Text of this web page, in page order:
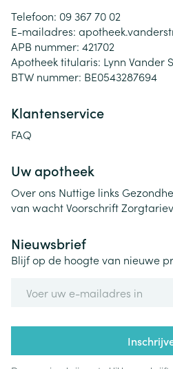
Telefoon: 09 367 70 02
E-mailadres:
APB nummer: 421702
Apotheek titularis: Lynn Vander
BTW nummer: BE0543287694
Klantenservice
FAQ
Uw apotheek
Over ons Nuttige links
van wachtVoorschrift
Nieuwsbrief
Blijf op de hoogte van nieuwe